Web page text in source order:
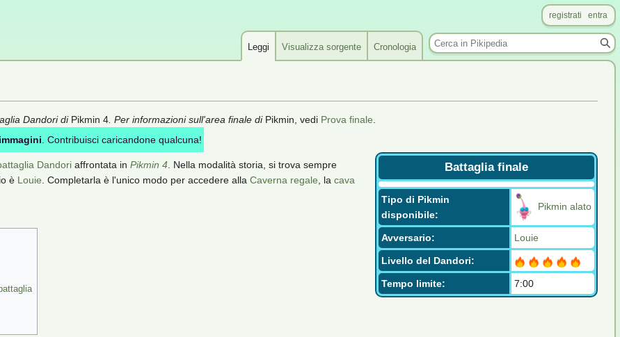
Dandori di Pikmin 4. Per informazioni sull'area finale di Pikmin, vedi Prova finale.
immagini. Contribuisci caricandone qualcuna!
Battaglia finale
Tipo di Pikmin
disponibile:
Pikmin alato
Avversario: Louie
Livello del Dandori:
Tempo limite: 7:00
Dandori affrontata in Pikmin 4. Nella modalità storia, si trova sempre
è Louie. Completarla è l'unico modo per accedere alla Caverna regale, la cava
registrati entra
Leggi Visualizza sorgente Cronologia Ricerca